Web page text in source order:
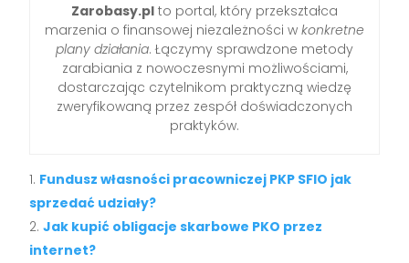
Zarobasy.pl to portal, który przekształca
marzenia o finansowej niezależności w konkretne
plany działania. Łączymy sprawdzone metody
zarabiania z nowoczesnymi możliwościami,
dostarczając czytelnikom praktyczną wiedzę
zweryfikowaną przez zespół doświadczonych
praktyków.
Fundusz własności pracowniczej PKP SFIO jak
sprzedać udziały?
Jak kupić obligacje skarbowe PKO przez
internet?